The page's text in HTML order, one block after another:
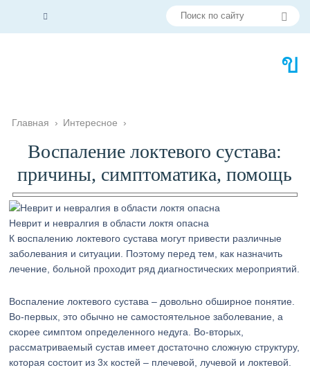
Главная › Интересное ›
Воспаление локтевого сустава:
причины, симптоматика, помощь
Неврит и невралгия в области локтя опасна
К воспалению локтевого сустава могут привести различные
заболевания и ситуации. Поэтому перед тем, как назначить
лечение, больной проходит ряд диагностических мероприятий.
Воспаление локтевого сустава – довольно обширное понятие.
Во-первых, это обычно не самостоятельное заболевание, а
скорее симптом определенного недуга. Во-вторых,
рассматриваемый сустав имеет достаточно сложную структуру,
которая состоит из 3х костей – плечевой, лучевой и локтевой.